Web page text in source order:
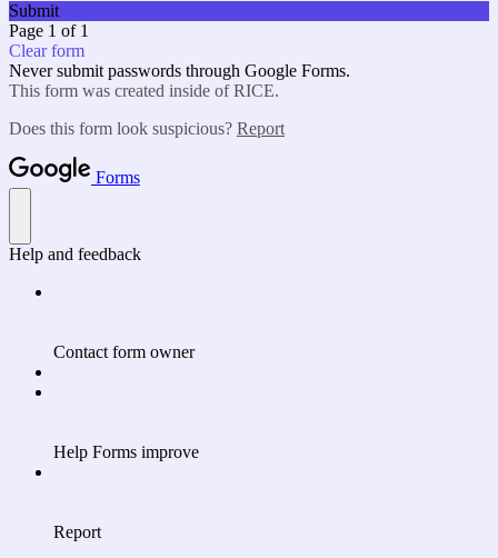
Submit
Page 1 of 1
Clear form
Never submit passwords through Google Forms.
This form was created inside of RICE.
Does this form look suspicious? Report
Forms
Help and feedback
Contact form owner
Help Forms improve
Report